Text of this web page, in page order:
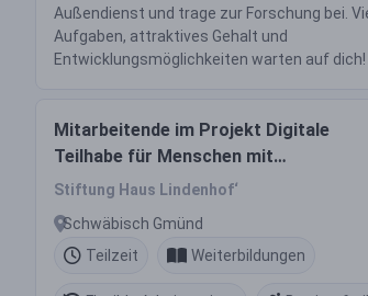
Außendienst und trage zur Forschung bei.
Aufgaben, attraktives Gehalt und
Entwicklungsmöglichkeiten warten auf dich!
Mitarbeitende im Projekt Digitale
Teilhabe für Menschen mit
Behinderungen (m/w/d)
Stiftung Haus Lindenhof‘
Schwäbisch Gmünd
Teilzeit
Weiterbildungen